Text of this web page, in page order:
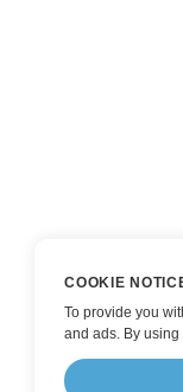
COOKIE
To provide you
and ads. By